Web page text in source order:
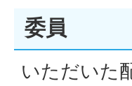
委員
いただいた